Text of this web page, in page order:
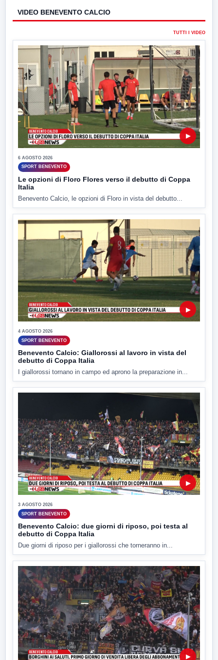
VIDEO BENEVENTO CALCIO
TUTTI I VIDEO
▶
6 AGOSTO 2026
SPORT BENEVENTO
Le opzioni di Floro Flores verso il debutto di Coppa
Italia
Benevento Calcio, le opzioni di Floro in vista del debutto...
▶
4 AGOSTO 2026
SPORT BENEVENTO
Benevento Calcio: Giallorossi al lavoro in vista del
debutto di Coppa Italia
I giallorossi tornano in campo ed aprono la preparazione in...
▶
3 AGOSTO 2026
SPORT BENEVENTO
Benevento Calcio: due giorni di riposo, poi testa al
debutto di Coppa Italia
Due giorni di riposo per i giallorossi che torneranno in...
▶